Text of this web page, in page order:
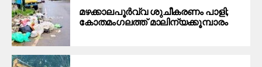
മഴക്കാലപൂർവ്വ ശുചീകരണം പാളി;
കോതമംഗലത്ത് മാലിന്യക്കൂമ്പാരം